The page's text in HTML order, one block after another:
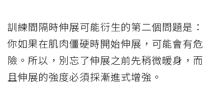
訓練間隔時伸展可能衍生的第二個問題是：
你如果在肌肉僵硬時開始伸展，可能會有危
險。所以，別忘了伸展之前先稍微暖身，而
且伸展的強度必須採漸進式增強。